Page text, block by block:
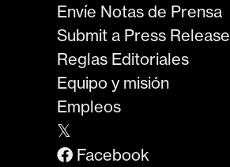
Envíe Notas de Prensa
Submit a Press Release
Reglas Editoriales
Equipo y misión
Empleos
𝕏
Facebook